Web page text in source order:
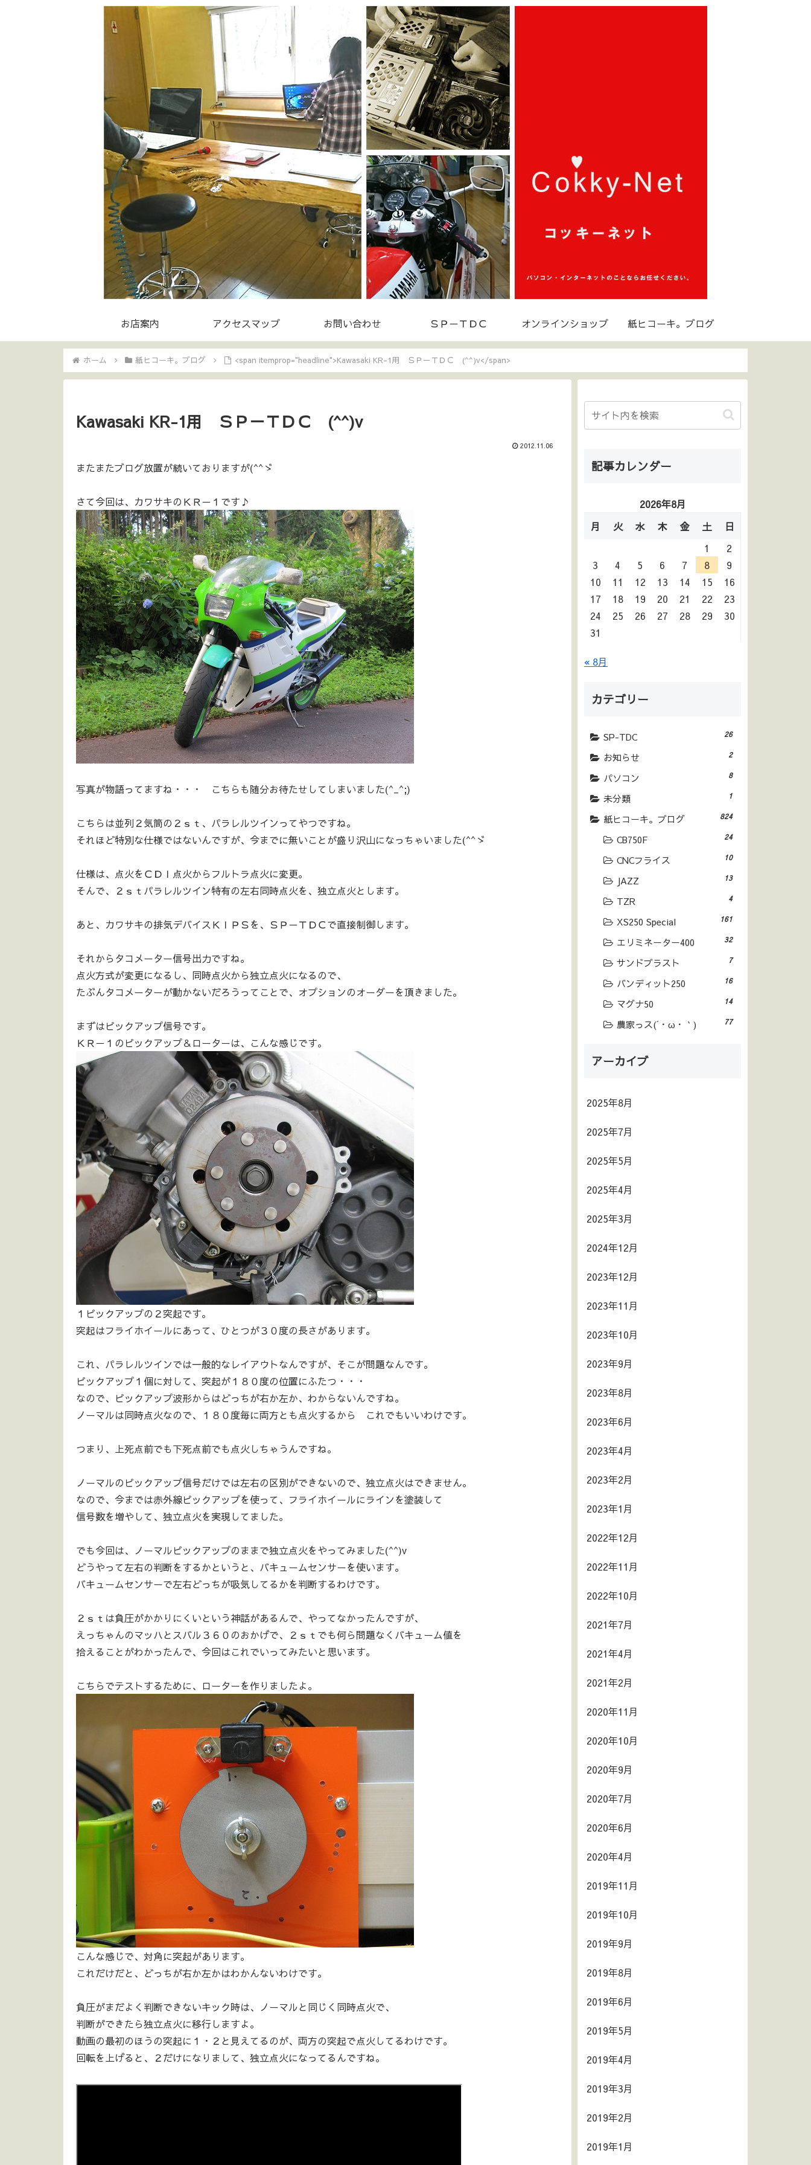
お店案内 アクセスマップ お問い合わせ ＳＰ－ＴＤＣ オンラインショップ 紙ヒコーキ。ブログ
ホーム 紙ヒコーキ。ブログ <span itemprop="headline">Kawasaki KR-1用 ＳＰ－ＴＤＣ (^^)v</span>
Kawasaki KR-1用 ＳＰ－ＴＤＣ (^^)v
2012.11.06
またまたブログ放置が続いておりますが(^^ゞ
さて今回は、カワサキのＫＲ－１です♪
写真が物語ってますね・・・ こちらも随分お待たせしてしまいました(^_^;)
こちらは並列２気筒の２ｓｔ、パラレルツインってやつですね。
それほど特別な仕様ではないんですが、今までに無いことが盛り沢山になっちゃいました(^^ゞ
仕様は、点火をＣＤＩ点火からフルトラ点火に変更。
そんで、２ｓｔパラレルツイン特有の左右同時点火を、独立点火とします。
あと、カワサキの排気デバイスＫＩＰＳを、ＳＰ－ＴＤＣで直接制御します。
それからタコメーター信号出力ですね。
点火方式が変更になるし、同時点火から独立点火になるので、
たぶんタコメーターが動かないだろうってことで、オプションのオーダーを頂きました。
まずはピックアップ信号です。
ＫＲ－１のピックアップ＆ローターは、こんな感じです。
１ピックアップの２突起です。
突起はフライホイールにあって、ひとつが３０度の長さがあります。
これ、パラレルツインでは一般的なレイアウトなんですが、そこが問題なんです。
ピックアップ１個に対して、突起が１８０度の位置にふたつ・・・
なので、ピックアップ波形からはどっちが右か左か、わからないんですね。
ノーマルは同時点火なので、１８０度毎に両方とも点火するから これでもいいわけです。
つまり、上死点前でも下死点前でも点火しちゃうんですね。
ノーマルのピックアップ信号だけでは左右の区別ができないので、独立点火はできません。
なので、今までは赤外線ピックアップを使って、フライホイールにラインを塗装して
信号数を増やして、独立点火を実現してました。
でも今回は、ノーマルピックアップのままで独立点火をやってみました(^^)v
どうやって左右の判断をするかというと、バキュームセンサーを使います。
バキュームセンサーで左右どっちが吸気してるかを判断するわけです。
２ｓｔは負圧がかかりにくいという神話があるんで、やってなかったんですが、
えっちゃんのマッハとスバル３６０のおかげで、２ｓｔでも何ら問題なくバキューム値を
拾えることがわかったんで、今回はこれでいってみたいと思います。
こちらでテストするために、ローターを作りましたよ。
こんな感じで、対角に突起があります。
これだけだと、どっちが右か左かはわかんないわけです。
負圧がまだよく判断できないキック時は、ノーマルと同じく同時点火で、
判断ができたら独立点火に移行しますよ。
動画の最初のほうの突起に１・２と見えてるのが、両方の突起で点火してるわけです。
回転を上げると、２だけになりまして、独立点火になってるんですね。
記事カレンダー
2026年8月
月
火 水 木 金 土
日
1
2
3
4 5 6 7 8
9
10
11 12 13 14 15
16
17
18 19 20 21 22
23
24
25 26 27 28 29
30
31
« 8月
カテゴリー
SP-TDC 26
お知らせ 2
パソコン 8
未分類 1
紙ヒコーキ。ブログ 824
CB750F 24
CNCフライス 10
JAZZ 13
TZR 4
XS250 Special 161
エリミネーター400 32
サンドブラスト 7
バンディット250 16
マグナ50 14
農家っス(´・ω・｀) 77
アーカイブ
2025年8月
2025年7月
2025年5月
2025年4月
2025年3月
2024年12月
2023年12月
2023年11月
2023年10月
2023年9月
2023年8月
2023年6月
2023年4月
2023年2月
2023年1月
2022年12月
2022年11月
2022年10月
2021年7月
2021年4月
2021年2月
2020年11月
2020年10月
2020年9月
2020年7月
2020年6月
2020年4月
2019年11月
2019年10月
2019年9月
2019年8月
2019年6月
2019年5月
2019年4月
2019年3月
2019年2月
2019年1月